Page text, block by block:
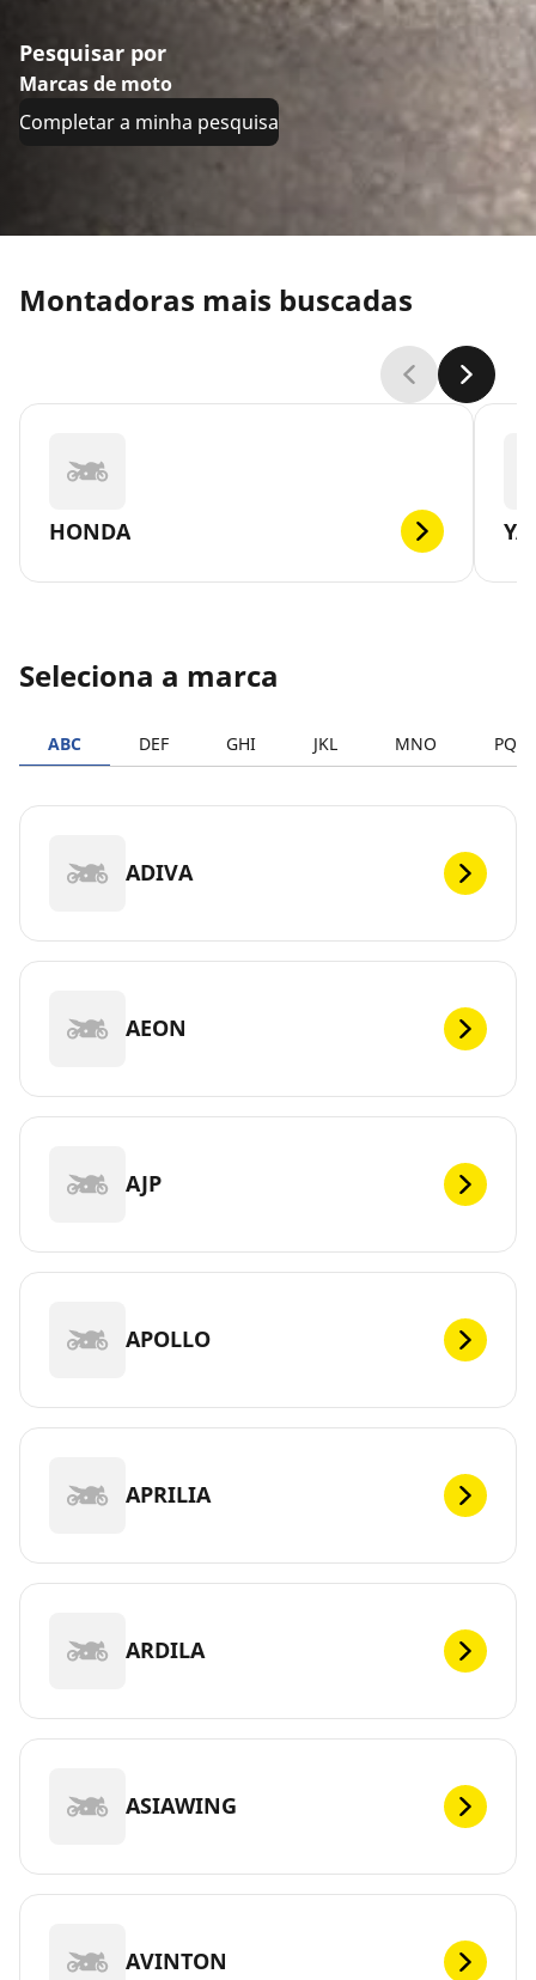
Pesquisar por
Marcas de moto
Completar a minha pesquisa
Montadoras mais buscadas
HONDA
Seleciona a marca
ABC DEF GHI JKL MNO PQRS
ADIVA
AEON
AJP
APOLLO
APRILIA
ARDILA
ASIAWING
AVINTON